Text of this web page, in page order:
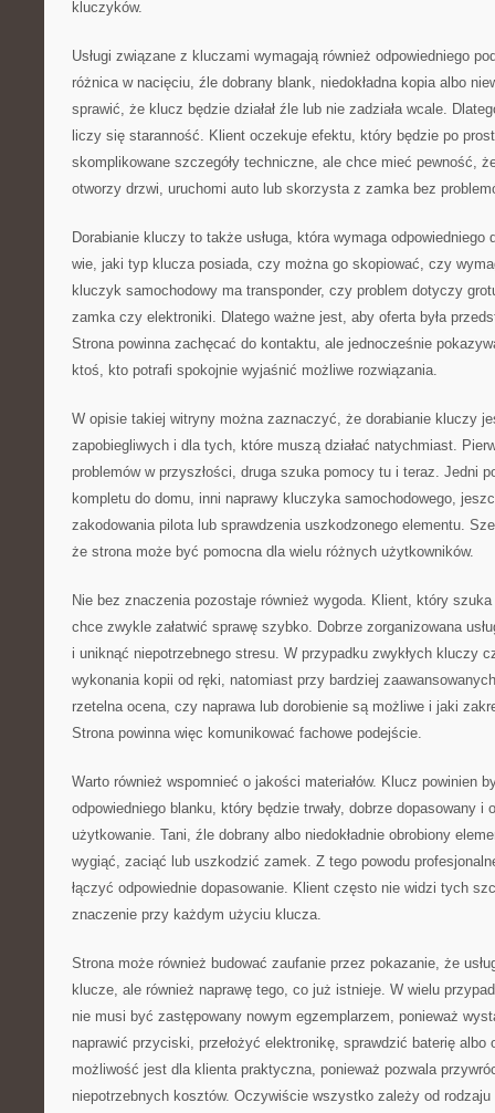
kluczyków.
Usługi związane z kluczami wymagają również odpowiedniego
różnica w nacięciu, źle dobrany blank, niedokładna kopia albo
sprawić, że klucz będzie działał źle lub nie zadziała wcale.
liczy się staranność. Klient oczekuje efektu, który będzie po
skomplikowane szczegóły techniczne, ale chce mieć pewność,
otworzy drzwi, uruchomi auto lub skorzysta z zamka bez
Dorabianie kluczy to także usługa, która wymaga
wie, jaki typ klucza posiada, czy można go skopiować, czy
kluczyk samochodowy ma transponder, czy problem dotyczy
zamka czy elektroniki. Dlatego ważne jest, aby oferta była
Strona powinna zachęcać do kontaktu, ale jednocześnie
ktoś, kto potrafi spokojnie wyjaśnić możliwe rozwiązania.
W opisie takiej witryny można zaznaczyć, że dorabianie kluczy
zapobiegliwych i dla tych, które muszą działać natychmiast.
problemów w przyszłości, druga szuka pomocy tu i teraz. Jedni
kompletu do domu, inni naprawy kluczyka samochodowego,
zakodowania pilota lub sprawdzenia uszkodzonego elementu.
że strona może być pomocna dla wielu różnych użytkowników.
Nie bez znaczenia pozostaje również wygoda. Klient, który
chce zwykle załatwić sprawę szybko. Dobrze zorganizowana
i uniknąć niepotrzebnego stresu. W przypadku zwykłych kluczy
wykonania kopii od ręki, natomiast przy bardziej
rzetelna ocena, czy naprawa lub dorobienie są możliwe i jaki
Strona powinna więc komunikować fachowe podejście.
Warto również wspomnieć o jakości materiałów. Klucz powinien
odpowiedniego blanku, który będzie trwały, dobrze dopasowany i
użytkowanie. Tani, źle dobrany albo niedokładnie obrobiony
wygiąć, zaciąć lub uszkodzić zamek. Z tego powodu
łączyć odpowiednie dopasowanie. Klient często nie widzi tych
znaczenie przy każdym użyciu klucza.
Strona może również budować zaufanie przez pokazanie, że
klucze, ale również naprawę tego, co już istnieje. W wielu
nie musi być zastępowany nowym egzemplarzem, ponieważ
naprawić przyciski, przełożyć elektronikę, sprawdzić baterię albo
możliwość jest dla klienta praktyczna, ponieważ pozwala
niepotrzebnych kosztów. Oczywiście wszystko zależy od